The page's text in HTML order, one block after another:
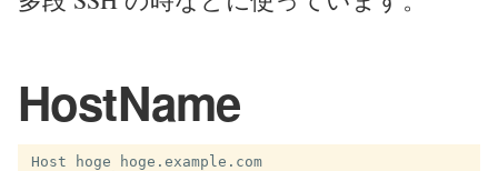
HostName
Host hoge hoge.example.com